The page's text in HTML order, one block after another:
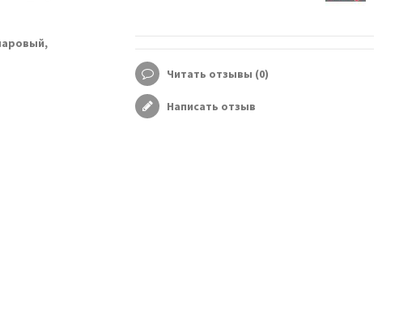
Читать отзывы (0)
Написать отзыв